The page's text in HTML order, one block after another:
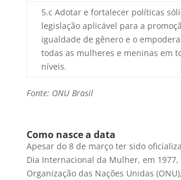
5.c Adotar e fortalecer políticas
legislação aplicável para a
igualdade de gênero e o
todas as mulheres e meninas em
níveis.
Fonte: ONU Brasil
Como nasce a data
Apesar do 8 de março ter sido
Dia Internacional da Mulher, em 1977,
Organização das Nações Unidas